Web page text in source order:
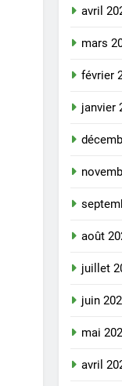
avril
mars
février
janvier
août
juillet
juin
mai
avril